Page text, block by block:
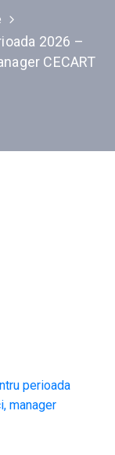
2026 –
CECART
perioada
manager